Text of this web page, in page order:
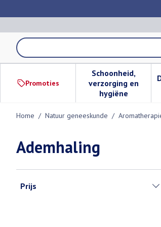
Product, merk, categorie...
Promoties
Schoonheid,
verzorging en
hygiëne
Toon
Home / Natuur geneeskunde /
Ademhaling
Prijs